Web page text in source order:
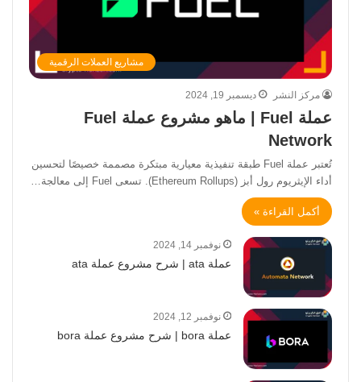
مشاريع العملات الرقمية
مركز النشر ديسمبر 19, 2024
عملة Fuel | ماهو مشروع عملة Fuel
Network
تُعتبر عملة Fuel طبقة تنفيذية معيارية مبتكرة مصممة خصيصًا لتحسين
أداء الإيثريوم رول أبز (Ethereum Rollups). تسعى Fuel إلى معالجة…
أكمل القراءة »
نوفمبر 14, 2024
عملة ata | شرح مشروع عملة ata
نوفمبر 12, 2024
عملة bora | شرح مشروع عملة bora